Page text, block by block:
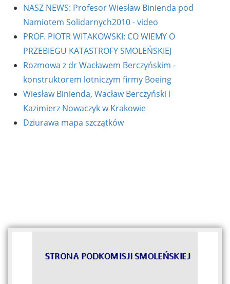
NASZ NEWS: Profesor Wiesław Binienda pod
Namiotem Solidarnych2010 - video
PROF. PIOTR WITAKOWSKI: CO WIEMY O
PRZEBIEGU KATASTROFY SMOLEŃSKIEJ
Rozmowa z dr Wacławem Berczyńskim -
konstruktorem lotniczym firmy Boeing
Wiesław Binienda, Wacław Berczyński i
Kazimierz Nowaczyk w Krakowie
Dziurawa mapa szczątków